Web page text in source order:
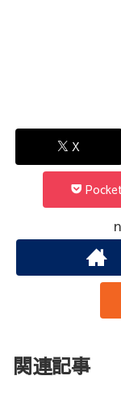
X
関連記事